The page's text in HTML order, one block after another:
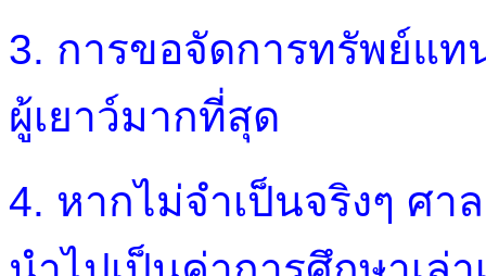
3. การขอจัดการทรัพย์แท
ผู้เยาว์มากที่สุด
4. หากไม่จำเป็นจริงๆ ศ